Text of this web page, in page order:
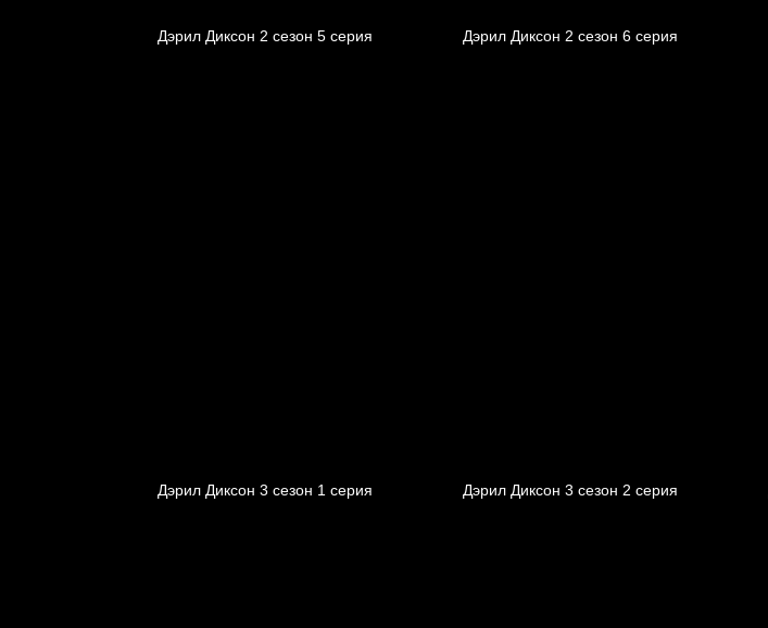
Дэрил Диксон 2 сезон 5 серия Дэрил Диксон 2 сезон 6 серия
Дэрил Диксон 3 сезон 1 серия Дэрил Диксон 3 сезон 2 серия